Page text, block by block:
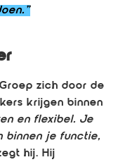
zich door de
krijgen binnen
en flexibel. Je
binnen je functie,
hij. Hij